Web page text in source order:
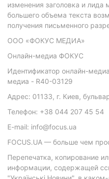
изменения заголовка и лида
большего объема текста
получения письменного
ООО «ФОКУС МЕДИА»
Онлайн-медиа ФОКУС
Идентификатор онлайн-
медиа - R40-03129
Адрес: 01133, г. Киев,
Телефон: +38 044 207 45 54
E-mail: info@focus.ua
FOCUS.UA — больше чем
Перепечатка, копирование
информации, содержащей